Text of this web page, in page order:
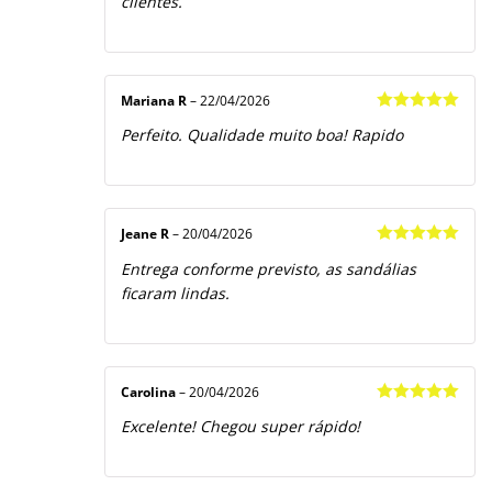
de 5
Mariana R – 22/04/2026
Perfeito. Qualidade muito boa! Rapido
de 5
Jeane R – 20/04/2026
Entrega conforme previsto, as sandálias
ficaram lindas.
Carolina – 20/04/2026
Excelente! Chegou super rápido!